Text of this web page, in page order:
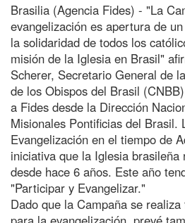
Brasilia (Agencia Fides) - "La
evangelización es apertura de
la solidaridad de todos los
misión de la Iglesia en Brasil"
Scherer, Secretario General de
de los Obispos del Brasil
a Fides desde la Dirección
Misionales Pontificias del Brasil.
Evangelización en el tiempo de
iniciativa que la Iglesia brasileña
desde hace 6 años. Este año
"Participar y Evangelizar."
Dado que la Campaña se